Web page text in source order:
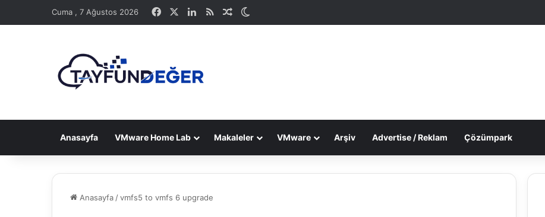
Cuma , 7 Ağustos 2026 Facebook LinkedIn
RSS Rastgele Makale
Anasayfa VMware Home Lab Makaleler VMware Arşiv Advertise / Reklam Çözümpark
Anasayfa /vmfs5 to vmfs 6 upgrade